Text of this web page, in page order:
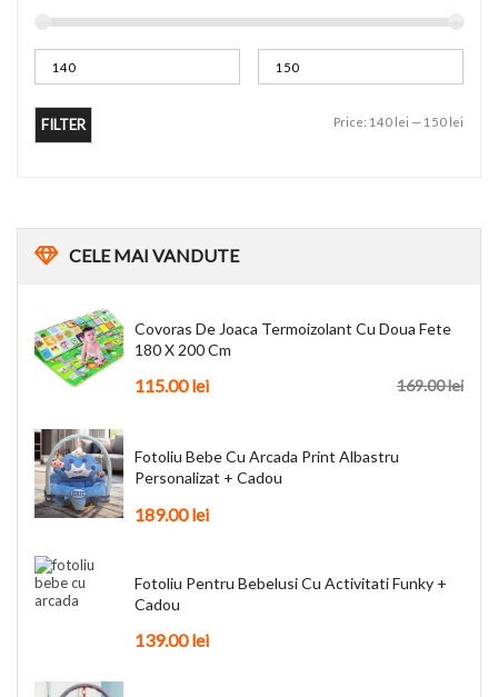
FILTER Price: 140 lei — 150 lei
CELEMAI VANDUTE
Covoras De Joaca Termoizolant Cu Doua Fete
180 X 200 Cm
169.00lei
115.00lei
Fotoliu Bebe Cu Arcada Print Albastru
Personalizat + Cadou
189.00lei
Fotoliu Pentru Bebelusi Cu Activitati Funky +
Cadou
139.00lei